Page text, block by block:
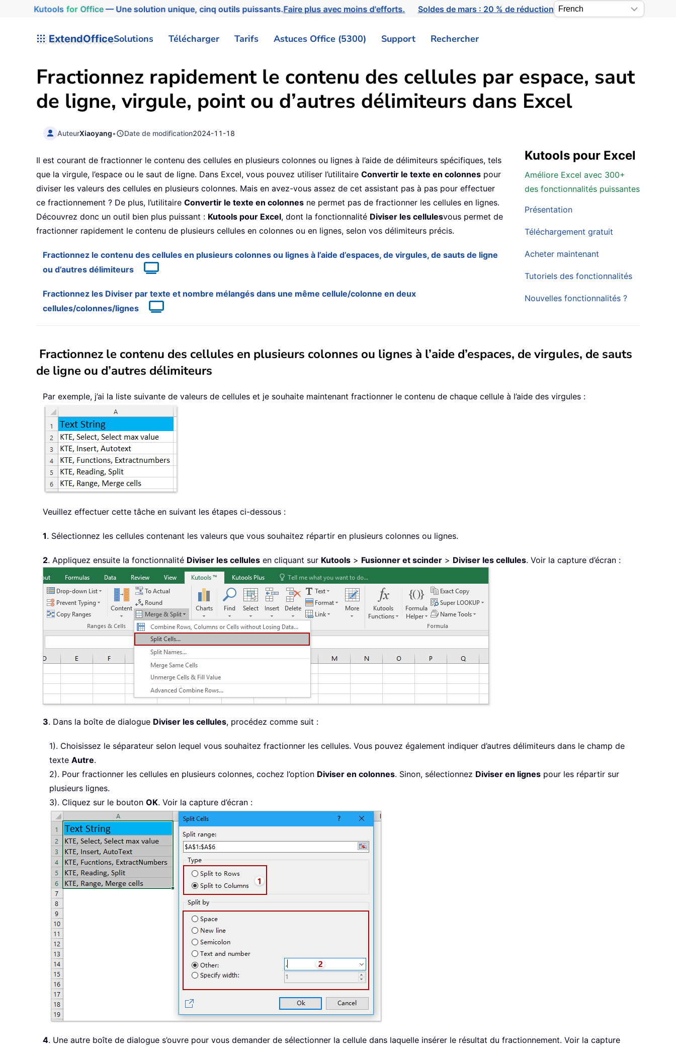
Kutools for Office— Une solution unique, cinq outils puissants.Faire plus avec moins d'efforts. Soldes de mars : 20 % de réduction
ExtendOfficeSolutions Télécharger Tarifs Astuces Office (5300) Support Rechercher
Fractionnez rapidement le contenu des cellules par espace, saut
de ligne, virgule, point ou d’autres délimiteurs dans Excel
AuteurXiaoyang• Date de modification2024-11-18
Kutools pour Excel
Améliore Excel avec 300+
des fonctionnalités puissantes
Présentation
Téléchargement gratuit
Acheter maintenant
Tutoriels des fonctionnalités
Nouvelles fonctionnalités ?
Il est courant de fractionner le contenu des cellules en plusieurs colonnes ou lignes à l’aide de délimiteurs spécifiques, tels
que la virgule, l’espace ou le saut de ligne. Dans Excel, vous pouvez utiliser l’utilitaire Convertir le texte en colonnes pour
diviser les valeurs des cellules en plusieurs colonnes. Mais en avez-vous assez de cet assistant pas à pas pour effectuer
ce fractionnement ? De plus, l’utilitaire Convertir le texte en colonnes ne permet pas de fractionner les cellules en lignes.
Découvrez donc un outil bien plus puissant : Kutools pour Excel, dont la fonctionnalité Diviser les cellulesvous permet de
fractionner rapidement le contenu de plusieurs cellules en colonnes ou en lignes, selon vos délimiteurs précis.
Fractionnez le contenu des cellules en plusieurs colonnes ou lignes à l’aide d’espaces, de virgules, de sauts de ligne
ou d’autres délimiteurs
Fractionnez les Diviser par texte et nombre mélangés dans une même cellule/colonne en deux
cellules/colonnes/lignes
Fractionnez le contenu des cellules en plusieurs colonnes ou lignes à l’aide d’espaces, de virgules, de sauts
de ligne ou d’autres délimiteurs
Par exemple, j’ai la liste suivante de valeurs de cellules et je souhaite maintenant fractionner le contenu de chaque cellule à l’aide des virgules :
Veuillez effectuer cette tâche en suivant les étapes ci-dessous :
1. Sélectionnez les cellules contenant les valeurs que vous souhaitez répartir en plusieurs colonnes ou lignes.
2. Appliquez ensuite la fonctionnalité Diviser les cellules en cliquant sur Kutools > Fusionner et scinder > Diviser les cellules. Voir la capture d’écran :
3. Dans la boîte de dialogue Diviser les cellules, procédez comme suit :
1). Choisissez le séparateur selon lequel vous souhaitez fractionner les cellules. Vous pouvez également indiquer d’autres délimiteurs dans le champ de
texte Autre.
2). Pour fractionner les cellules en plusieurs colonnes, cochez l’option Diviser en colonnes. Sinon, sélectionnez Diviser en lignes pour les répartir sur
plusieurs lignes.
3). Cliquez sur le bouton OK. Voir la capture d’écran :
4. Une autre boîte de dialogue s’ouvre pour vous demander de sélectionner la cellule dans laquelle insérer le résultat du fractionnement. Voir la capture